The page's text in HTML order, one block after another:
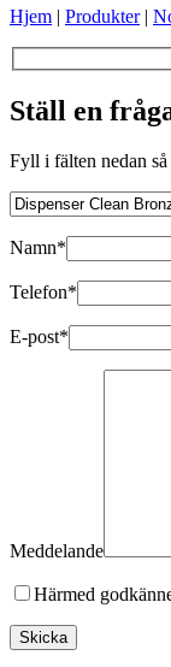
Hjem | Produkter|
Ställ en
Fyll i fälten nedan
Namn*
Telefon*
E-post*
Meddelande
Härmed